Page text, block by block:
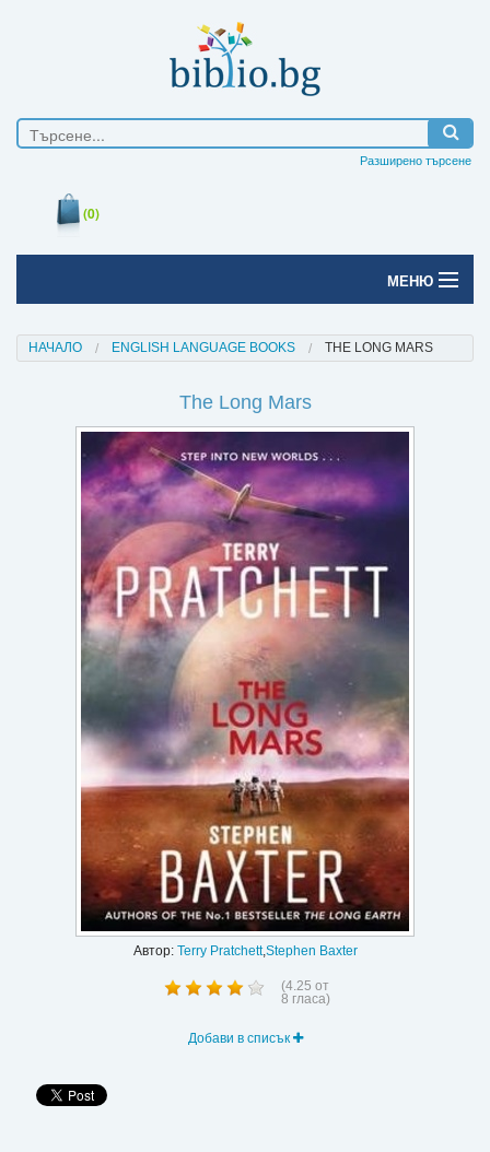
Разширено търсене
(0)
МЕНЮ
Електронни книги
Е-списания
Подаръци
Ваучери
Промоции
Регистрация
НАЧАЛО ENGLISH LANGUAGE BOOKS THE LONG MARS
The Long Mars
Автор: Terry Pratchett,Stephen Baxter
(4.25 от
8 гласа)
Добави в списък